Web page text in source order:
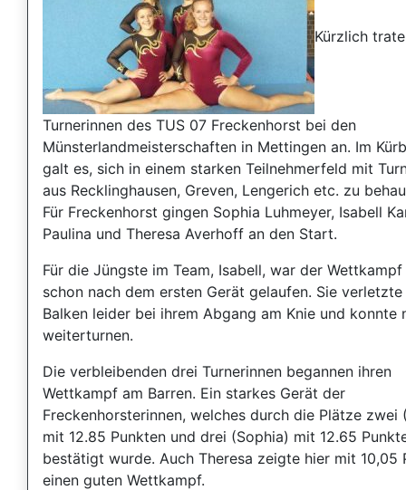
Kürzlich
Turnerinnen des TUS 07 Freckenhorst bei den
Münsterlandmeisterschaften in Mettingen an. Im
galt es, sich in einem starken Teilnehmerfeld mit
aus Recklinghausen, Greven, Lengerich etc. zu
Für Freckenhorst gingen Sophia Luhmeyer, Isabell
Paulina und Theresa Averhoff an den Start.
Für die Jüngste im Team, Isabell, war der
schon nach dem ersten Gerät gelaufen. Sie
Balken leider bei ihrem Abgang am Knie und konnte
weiterturnen.
Die verbleibenden drei Turnerinnen begannen ihren
Wettkampf am Barren. Ein starkes Gerät der
Freckenhorsterinnen, welches durch die Plätze zwei
mit 12.85 Punkten und drei (Sophia) mit 12.65
bestätigt wurde. Auch Theresa zeigte hier mit 10,05
einen guten Wettkampf.